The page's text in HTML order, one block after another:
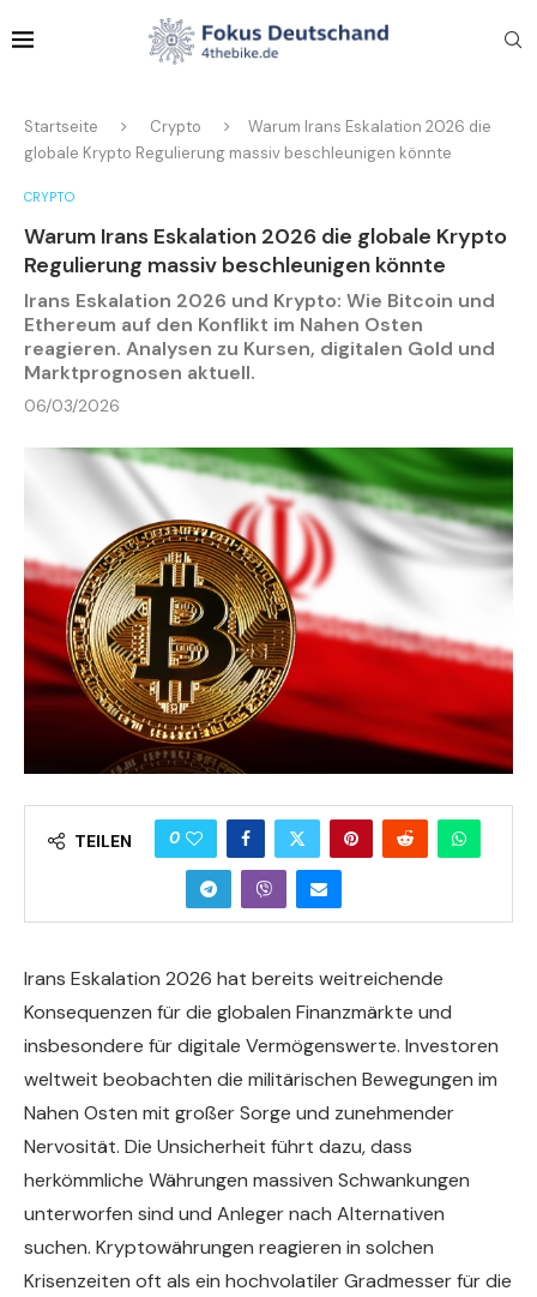
Startseite Crypto
Warum Irans Eskalation 2026 die
globale Krypto Regulierung massiv beschleunigen könnte
CRYPTO
Warum Irans Eskalation 2026 die globale Krypto
Regulierung massiv beschleunigen könnte
Irans Eskalation 2026 und Krypto: Wie Bitcoin und
Ethereum auf den Konflikt im Nahen Osten
reagieren. Analysen zu Kursen, digitalen Gold und
Marktprognosen aktuell.
06/03/2026
TEILEN 0
Irans Eskalation 2026 hat bereits weitreichende
Konsequenzen für die globalen Finanzmärkte und
insbesondere für digitale Vermögenswerte. Investoren
weltweit beobachten die militärischen Bewegungen im
Nahen Osten mit großer Sorge und zunehmender
Nervosität. Die Unsicherheit führt dazu, dass
herkömmliche Währungen massiven Schwankungen
unterworfen sind und Anleger nach Alternativen
suchen. Kryptowährungen reagieren in solchen
Krisenzeiten oft als ein hochvolatiler Gradmesser für die